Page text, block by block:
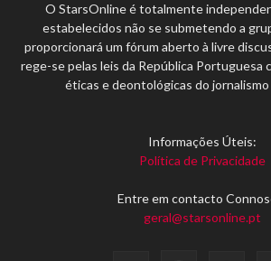
O StarsOnline é totalmente
estabelecidos não se submetendo a
proporcionará um fórum aberto à livre
rege-se pelas leis da República Portuguesa
éticas e deontológicas do
Informações Úteis:
Política de Privacidade
Entre em contacto
geral@starsonline.pt